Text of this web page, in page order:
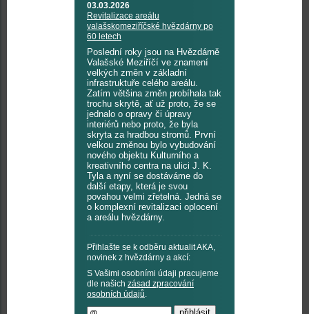
03.03.2026
Revitalizace areálu
valašskomeziříčské hvězdárny po
60 letech
Poslední roky jsou na Hvězdárně
Valašské Meziříčí ve znamení
velkých změn v základní
infrastruktuře celého areálu.
Zatím většina změn probíhala tak
trochu skrytě, ať už proto, že se
jednalo o opravy či úpravy
interiérů nebo proto, že byla
skryta za hradbou stromů. První
velkou změnou bylo vybudování
nového objektu Kulturního a
kreativního centra na ulici J. K.
Tyla a nyní se dostáváme do
další etapy, která je svou
povahou velmi zřetelná. Jedná se
o komplexní revitalizaci oplocení
a areálu hvězdárny.
Přihlašte se k odběru aktualit AKA,
novinek z hvězdárny a akcí:
S Vašimi osobními údaji pracujeme
dle našich zásad zpracování
osobních údajů.